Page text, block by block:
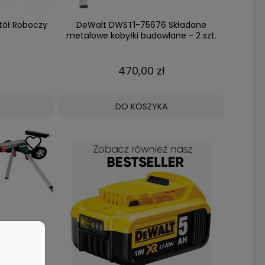
Roboczy
DeWalt DWST1-75676 Składane
metalowe kobyłki budowlane - 2 szt.
470,00 zł
DO KOSZYKA
Kapówek